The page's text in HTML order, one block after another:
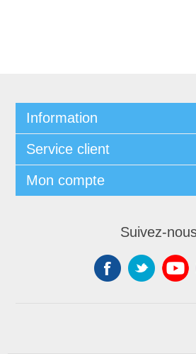
Information
Service client
Mon compte
Suivez-